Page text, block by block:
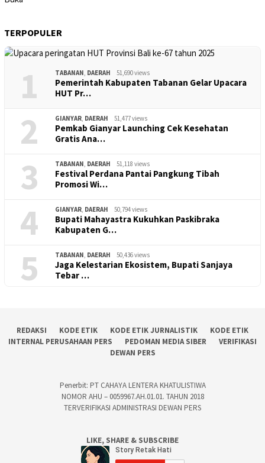
TERPOPULER
1 TABANAN DAERAH 51,690 views
Pemerintah Kabupaten Tabanan Gelar Upacara
HUT Pr…
2 GIANYAR DAERAH 51,477 views
Pemkab Gianyar Launching Cek Kesehatan
Gratis Ana…
3 TABANAN DAERAH 51,118 views
Festival Perdana Pantai Pangkung Tibah
Promosi Wi…
4 GIANYAR DAERAH 50,794 views
Bupati Mahayastra Kukuhkan Paskibraka
Kabupaten G…
5 TABANAN DAERAH 50,436 views
Jaga Kelestarian Ekosistem, Bupati Sanjaya
Tebar …
REDAKSI KODE ETIK KODE ETIK JURNALISTIK
KODE ETIK
INTERNAL PERUSAHAAN PERS
PEDOMAN MEDIA SIBER
VERIFIKASI
DEWAN PERS
Penerbit: PT CAHAYA LENTERA KHATULISTIWA
NOMOR AHU – 0059967.AH.01.01. TAHUN 2018
TERVERIFIKASI ADMINISTRASI DEWAN PERS
LIKE, SHARE & SUBSCRIBE